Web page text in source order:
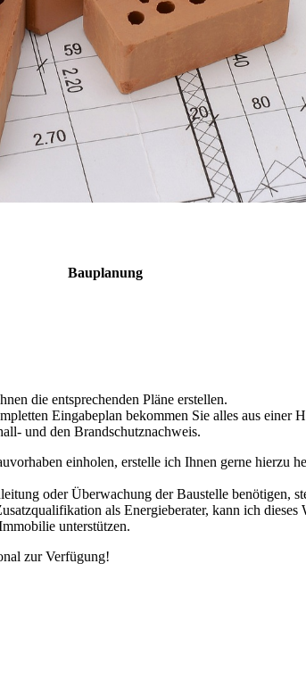
Bauplanung
die entsprechenden Pläne erstellen.
Eingabeplan bekommen Sie alles aus einer
und den Brandschutznachweis.
einholen, erstelle ich Ihnen gerne hierzu
oder Überwachung der Baustelle benötigen,
als Energieberater, kann ich
unterstützen.
zur Verfügung!